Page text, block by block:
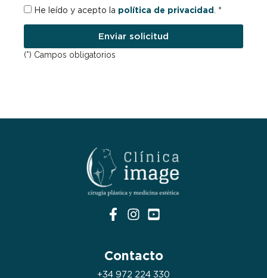
RGPDHe leído y acepto la política de privacidad. *
Enviar solicitud
(*) Campos obligatorios
Contacto
+34 972 224 330